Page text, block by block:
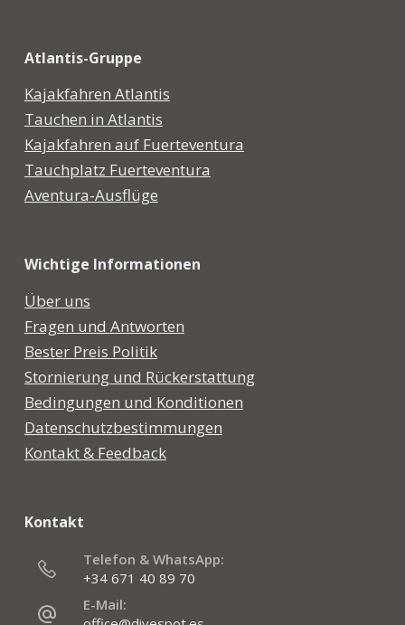
Atlantis-Gruppe
Kajakfahren Atlantis
Tauchen in Atlantis
Kajakfahren auf Fuerteventura
Tauchplatz Fuerteventura
Aventura-Ausflüge
Wichtige Informationen
Über uns
Fragen und Antworten
Bester Preis Politik
Stornierung und Rückerstattung
Bedingungen und Konditionen
Datenschutzbestimmungen
Kontakt & Feedback
Kontakt
Telefon & WhatsApp:
+34 671 40 89 70
E-Mail: